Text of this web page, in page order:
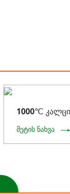
1000℃
მეტის ნახვა